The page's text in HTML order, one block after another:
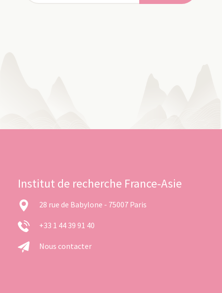
Institut de recherche France-Asie
28 rue de Babylone - 75007 Paris
+33 1 44 39 91 40
Nous contacter